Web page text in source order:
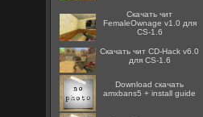
Скачать чит
FemaleOwnage v1.0 для
CS-1.6
Скачать чит CD-Hack v6.0
для CS-1.6
Download скачать
amxbans5 + install guide